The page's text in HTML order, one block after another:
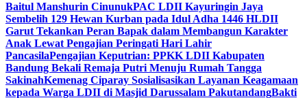
Baitul Manshurin CinunukPAC LDII Kayuringin Jaya
Sembelih 129 Hewan Kurban pada Idul Adha 1446 HLDII
Garut Tekankan Peran Bapak dalam Membangun Karakter
Anak Lewat Pengajian Peringati Hari Lahir
PancasilaPengajian Keputrian: PPKK LDII Kabupaten
Bandung Bekali Remaja Putri Menuju Rumah Tangga
SakinahKemenag Ciparay Sosialisasikan Layanan Keagamaan
kepada Warga LDII di Masjid Darussalam PakutandangBakti